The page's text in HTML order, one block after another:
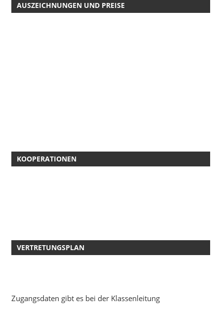
AUSZEICHNUNGEN UND PREISE
KOOPERATIONEN
VERTRETUNGSPLAN
Zugangsdaten gibt es bei der Klassenleitung